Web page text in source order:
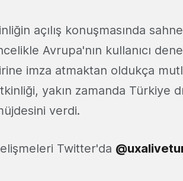
açılış konuşmasında
Avrupa'nın kullanıcı
imza atmaktan oldukça
yakın zamanda Türkiye
verdi.
Twitter'da